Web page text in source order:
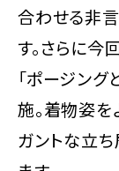
合わせる非
す。さらに今
「ポージング
施。着物姿を
ガントな立